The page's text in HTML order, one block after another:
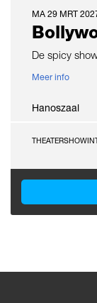
De spicy
MA 29 MRT
Meer info
Hanoszaal
THEATERSHOW